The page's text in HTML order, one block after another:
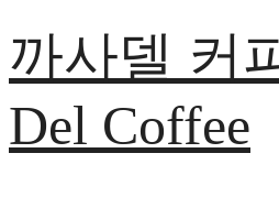
까사델 커
Del Coffee